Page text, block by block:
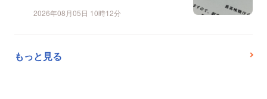
2026年08月05日 10時12分
もっと見る